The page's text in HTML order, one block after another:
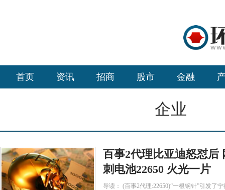
首页 资讯 招商 股市 金融
企业
百事2代理比亚迪怒怼后
刺电池22650 火光一片
导读： (百事2代理:22650)“一根钢针”引发了